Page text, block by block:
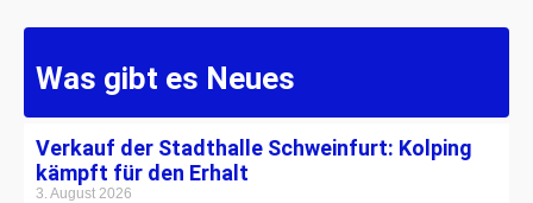
Was gibt es Neues
Verkauf der Stadthalle Schweinfurt: Kolping
kämpft für den Erhalt
3. August 2026